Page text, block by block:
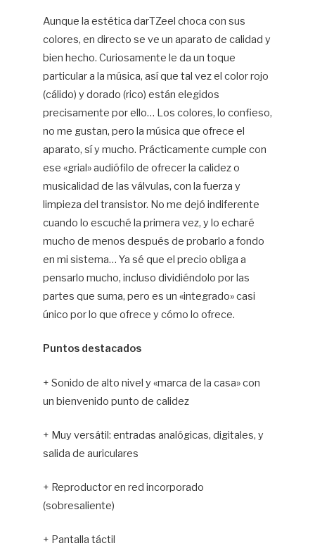
Aunque la estética darTZeel choca con sus
colores, en directo se ve un aparato de calidad y
bien hecho. Curiosamente le da un toque
particular a la música, así que tal vez el color rojo
(cálido) y dorado (rico) están elegidos
precisamente por ello… Los colores, lo confieso,
no me gustan, pero la música que ofrece el
aparato, sí y mucho. Prácticamente cumple con
ese «grial» audiófilo de ofrecer la calidez o
musicalidad de las válvulas, con la fuerza y
limpieza del transistor. No me dejó indiferente
cuando lo escuché la primera vez, y lo echaré
mucho de menos después de probarlo a fondo
en mi sistema… Ya sé que el precio obliga a
pensarlo mucho, incluso dividiéndolo por las
partes que suma, pero es un «integrado» casi
único por lo que ofrece y cómo lo ofrece.
Puntos destacados
+ Sonido de alto nivel y «marca de la casa» con
un bienvenido punto de calidez
+ Muy versátil: entradas analógicas, digitales, y
salida de auriculares
+ Reproductor en red incorporado
(sobresaliente)
+ Pantalla táctil